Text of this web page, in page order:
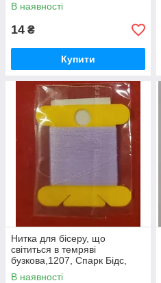
В наявності
14 ₴
Купити
Нитка для бісеру, що
світиться в темряві
бузкова,1207, Спарк Бідс,
довжина — 30 метрів
В наявності